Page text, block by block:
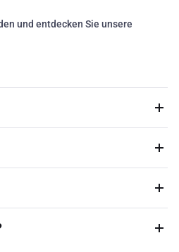
und entdecken Sie unsere